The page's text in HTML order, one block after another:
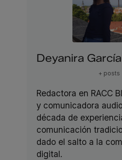
Deyanira García
+ posts
Redactora en RACC
y comunicadora
década de
comunicación
dado el salto a la
digital.